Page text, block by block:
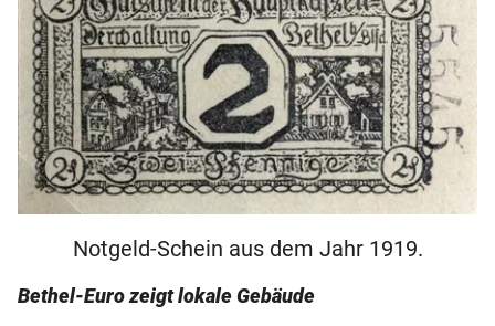
Notgeld-Schein aus dem Jahr 1919.
Bethel-Euro zeigt lokale Gebäude